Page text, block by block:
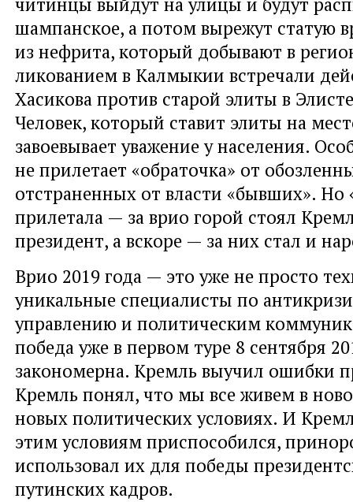
шампанское, а потом вырежут статую
из нефрита, который добывают в
ликованием в Калмыкии встречали
Хасикова против старой элиты в
Человек, который ставит элиты на
завоевывает уважение у населения.
не прилетает «обраточка» от
отстраненных от власти «бывших». Но
прилетала — за врио горой стоял
президент, а вскоре — за них стал и
Врио 2019 года — это уже не просто
уникальные специалисты по
управлению и политическим
победа уже в первом туре 8 сентября
закономерна. Кремль выучил ошибки
Кремль понял, что мы все живем в
новых политических условиях. И
этим условиям приспособился,
использовал их для победы
путинских кадров.